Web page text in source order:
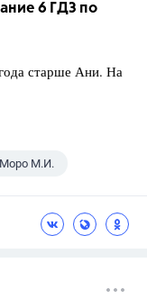
6 ГДЗ по
старше Ани. На
Моро М.И.